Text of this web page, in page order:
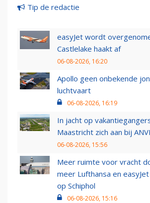
Tip de redactie
easyJet wordt
Castlelake haakt af
06-08-2026, 16:20
Apollo geen onbekende
luchtvaart
06-08-2026, 16:19
In jacht op
Maastricht zich aan bij
06-08-2026, 15:56
Meer ruimte voor vracht
meer Lufthansa en
op Schiphol
06-08-2026, 15:16